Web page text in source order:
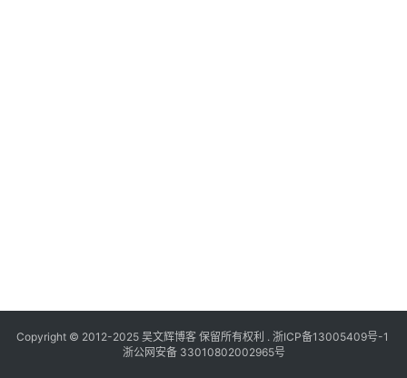
Copyright © 2012-2025 吴文辉博客保留所有权利 . 浙ICP备13005409号-1
浙公网安备 33010802002965号